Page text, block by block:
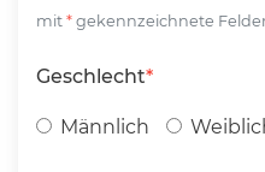
mit gekennzeichnete
Geschlecht
Männlich